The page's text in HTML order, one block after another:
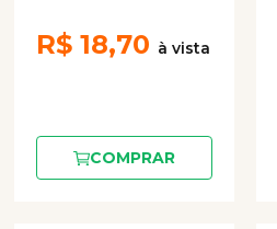
R$ 18,70
COMPRAR